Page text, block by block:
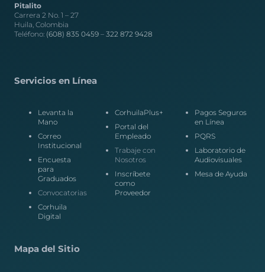
Pitalito
Carrera 2 No. 1 – 27
Huila, Colombia
Teléfono: (608) 835 0459 – 322 872 9428
Servicios en Línea
Levanta la
Mano
Correo
Institucional
Encuesta
para
Graduados
Convocatorias
Corhuila
Digital
CorhuilaPlus+
Portal del
Empleado
Trabaje con
Nosotros
Inscríbete
como
Proveedor
Pagos Seguros
en Línea
PQRS
Laboratorio de
Audiovisuales
Mesa de Ayuda
Mapa del Sitio